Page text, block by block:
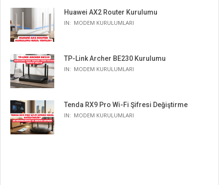
Huawei AX2 Router Kurulumu
IN: MODEM KURULUMLARI
TP-Link Archer BE230 Kurulumu
IN: MODEM KURULUMLARI
Tenda RX9 Pro Wi-Fi Şifresi Değiştirme
IN: MODEM KURULUMLARI